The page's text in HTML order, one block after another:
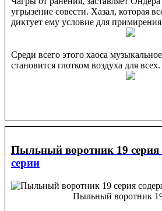
угрызение совести. Хазал, которая
диктует ему условие для
Среди всего этого хаоса
становится глотком воздуха для всех.
Пыльный воротник 19 серия
серии
Пыльный воротник